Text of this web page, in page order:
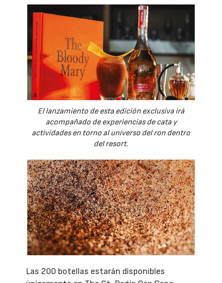
El lanzamiento de esta edición exclusiva irá
acompañado de experiencias de cata y
actividades en torno al universo del ron dentro
del resort.
Las 200 botellas estarán disponibles